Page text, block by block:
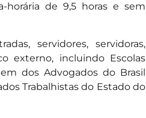
horária de 9,5 horas e sem
servidores, servidoras,
externo, incluindo Escolas
dos Advogados do Brasil
Trabalhistas do Estado do